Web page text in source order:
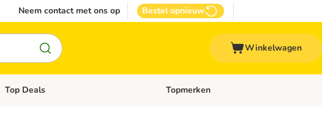
Neem contact met ons op Bestel opnieuw
Winkelwagen
Open categoriemenu: Overige huisdieren
Top Deals Open categoriemenu: Top Deals
Topmerken